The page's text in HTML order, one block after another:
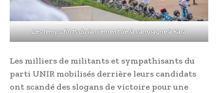
Les temps forts du lancement de la campagne à Kara
Les milliers de militants et sympathisants du
parti UNIR mobilisés derrière leurs candidats
ont scandé des slogans de victoire pour une